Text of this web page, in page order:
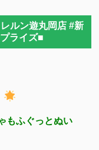
ルン遊丸岡店 #新
ライズ■
もふぐっとぬい